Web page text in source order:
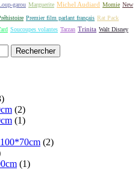
garou Marguerite Michel Audiard Momie New
Premier film parlant français Rat Pack
Soucoupes volantes Tarzan Trinita Walt Disney
(2)
(1)
(2)
(1)